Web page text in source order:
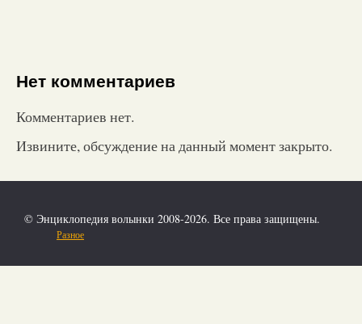
Нет комментариев
Комментариев нет.
Извините, обсуждение на данный момент закрыто.
© Энциклопедия волынки 2008-2026. Все права защищены.
Разное